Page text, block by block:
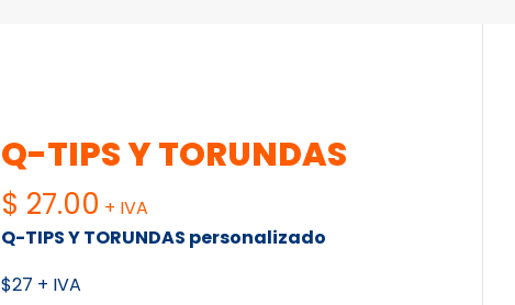
Q-TIPS Y TORUNDAS
$ 27.00 + IVA
Q-TIPS Y TORUNDAS personalizado
$27 + IVA